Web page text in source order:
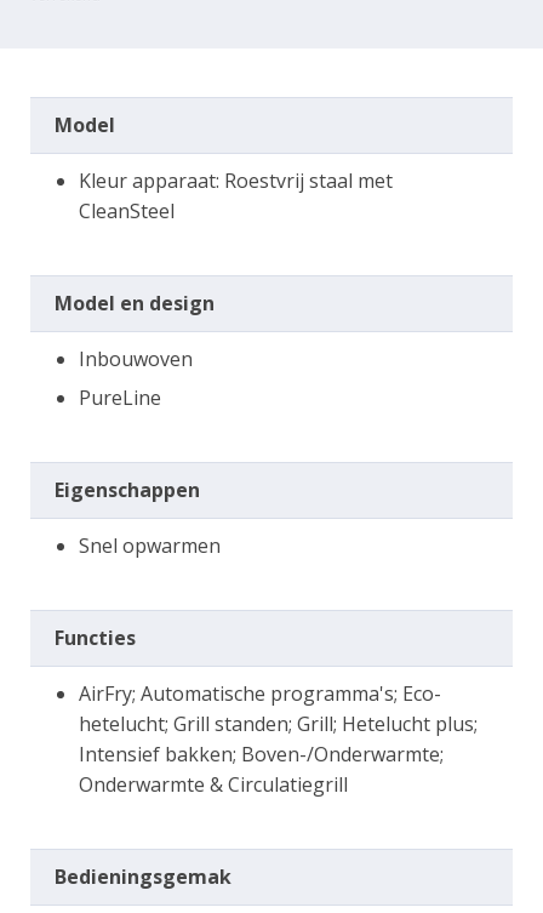
Model
Kleur apparaat: Roestvrij staal met
CleanSteel
Model en design
Inbouwoven
PureLine
Eigenschappen
Snel opwarmen
Functies
AirFry; Automatische programma's; Eco-
hetelucht; Grill standen; Grill; Hetelucht plus;
Intensief bakken; Boven-/Onderwarmte;
Onderwarmte & Circulatiegrill
Bedieningsgemak